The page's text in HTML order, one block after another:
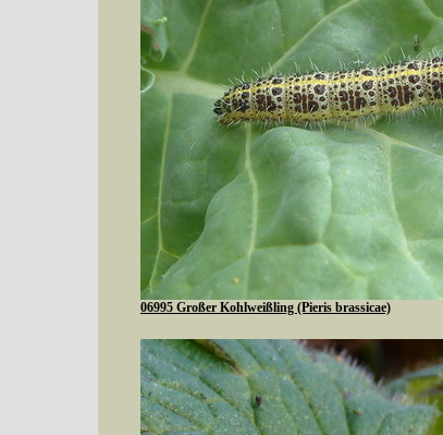
06995 Großer Kohlweißling (Pieris brassicae)